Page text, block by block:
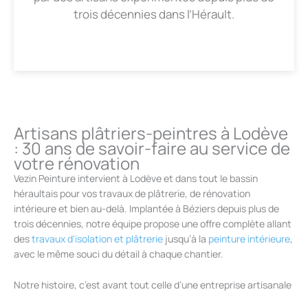
trois décennies dans l’Hérault.
Artisans plâtriers-peintres à Lodève
: 30 ans de savoir-faire au service de
votre rénovation
Vezin Peinture intervient à Lodève et dans tout le bassin
héraultais pour vos travaux de plâtrerie, de rénovation
intérieure et bien au-delà. Implantée à Béziers depuis plus de
trois décennies, notre équipe propose une offre complète allant
destravaux d'isolation et plâtrerie jusqu’à la peinture intérieure,
avec le même souci du détail à chaque chantier.
Notre histoire, c’est avant tout celle d’une entreprise artisanale